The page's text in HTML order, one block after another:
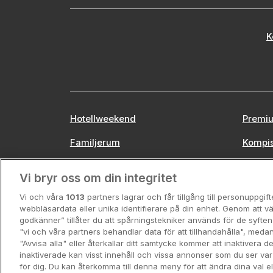
Hotellweekend
Familjerum
Vi bryr oss om din integritet
Vi och våra 1013 partners lagrar och får tillgång till
webbläsardata eller unika identifierare på din enhet. Genom att
godkänner” tillåter du att spårningstekniker används för de
"vi och våra partners behandlar data för att tillhandahålla",
"Avvisa alla" eller återkallar ditt samtycke kommer att inaktivera
inaktiverade kan visst innehåll och vissa annonser som du ser
för dig. Du kan återkomma till denna meny för att ändra dina val